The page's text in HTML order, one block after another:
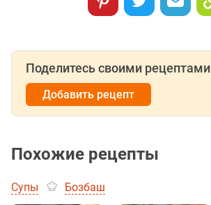
Поделитесь своими рецептами
Добавить рецепт
Похожие рецепты
Супы Бозбаш